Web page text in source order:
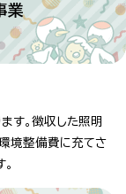
業
す。徴収した照明
境整備費に充てさ